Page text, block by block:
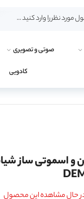
صوتی و تصویری
کادویی